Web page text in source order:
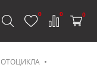
0 0 0